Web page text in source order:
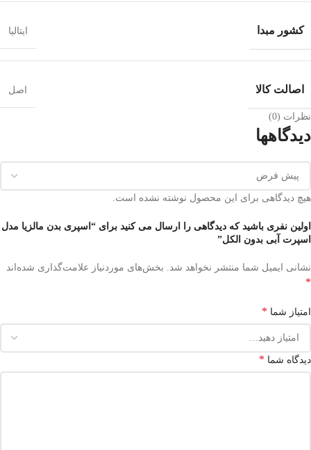
کشور مبدا ایتالیا
اصالت کالا اصل
نظرات (0)
دیدگاهها
هیچ دیدگاهی برای این محصول نوشته نشده است.
اولین نفری باشید که دیدگاهی را ارسال می کنید برای “اسپری بدن مالزیا مدل
اسپرت آبی بدون الکل”
نشانی ایمیل شما منتشر نخواهد شد. بخش‌های موردنیاز علامت‌گذاری شده‌اند
*
امتیاز شما *
دیدگاه شما *